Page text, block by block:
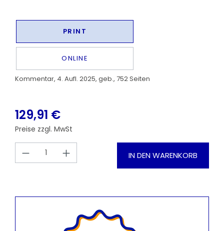
PRINT
ONLINE
Kommentar, 4. Aufl. 2025, geb., 752 Seiten
129,91 €
Preise zzgl. MwSt
Produkt Anzahl: Gib denIN DEN WARENKORB